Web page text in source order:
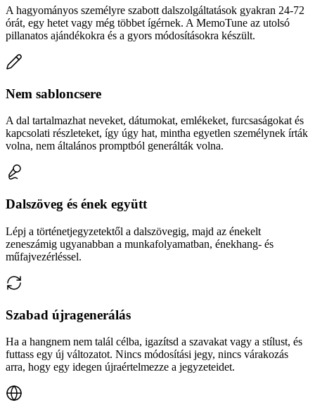
A hagyományos személyre szabott dalszolgáltatások gyakran 24-72
órát, egy hetet vagy még többet ígérnek. A MemoTune az utolsó
pillanatos ajándékokra és a gyors módosításokra készült.
Nem sabloncsere
A dal tartalmazhat neveket, dátumokat, emlékeket, furcsaságokat és
kapcsolati részleteket, így úgy hat, mintha egyetlen személynek írták
volna, nem általános promptból generálták volna.
Dalszöveg és ének együtt
Lépj a történetjegyzetektől a dalszövegig, majd az énekelt
zeneszámig ugyanabban a munkafolyamatban, énekhang- és
műfajvezérléssel.
Szabad újragenerálás
Ha a hangnem nem talál célba, igazítsd a szavakat vagy a stílust, és
futtass egy új változatot. Nincs módosítási jegy, nincs várakozás
arra, hogy egy idegen újraértelmezze a jegyzeteidet.